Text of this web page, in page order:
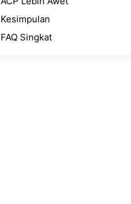
Kesimpulan
FAQ Singkat